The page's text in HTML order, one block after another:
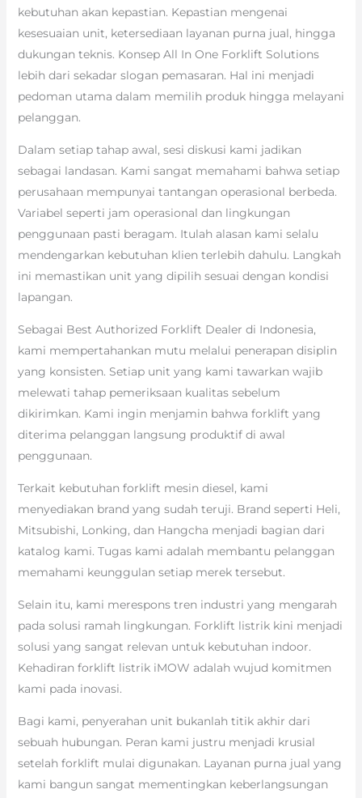
kebutuhan akan kepastian. Kepastian mengenai
kesesuaian unit, ketersediaan layanan purna jual, hingga
dukungan teknis. Konsep All In One Forklift Solutions
lebih dari sekadar slogan pemasaran. Hal ini menjadi
pedoman utama dalam memilih produk hingga melayani
pelanggan.
Dalam setiap tahap awal, sesi diskusi kami jadikan
sebagai landasan. Kami sangat memahami bahwa setiap
perusahaan mempunyai tantangan operasional berbeda.
Variabel seperti jam operasional dan lingkungan
penggunaan pasti beragam. Itulah alasan kami selalu
mendengarkan kebutuhan klien terlebih dahulu. Langkah
ini memastikan unit yang dipilih sesuai dengan kondisi
lapangan.
Sebagai Best Authorized Forklift Dealer di Indonesia,
kami mempertahankan mutu melalui penerapan disiplin
yang konsisten. Setiap unit yang kami tawarkan wajib
melewati tahap pemeriksaan kualitas sebelum
dikirimkan. Kami ingin menjamin bahwa forklift yang
diterima pelanggan langsung produktif di awal
penggunaan.
Terkait kebutuhan forklift mesin diesel, kami
menyediakan brand yang sudah teruji. Brand seperti Heli,
Mitsubishi, Lonking, dan Hangcha menjadi bagian dari
katalog kami. Tugas kami adalah membantu pelanggan
memahami keunggulan setiap merek tersebut.
Selain itu, kami merespons tren industri yang mengarah
pada solusi ramah lingkungan. Forklift listrik kini menjadi
solusi yang sangat relevan untuk kebutuhan indoor.
Kehadiran forklift listrik iMOW adalah wujud komitmen
kami pada inovasi.
Bagi kami, penyerahan unit bukanlah titik akhir dari
sebuah hubungan. Peran kami justru menjadi krusial
setelah forklift mulai digunakan. Layanan purna jual yang
kami bangun sangat mementingkan keberlangsungan